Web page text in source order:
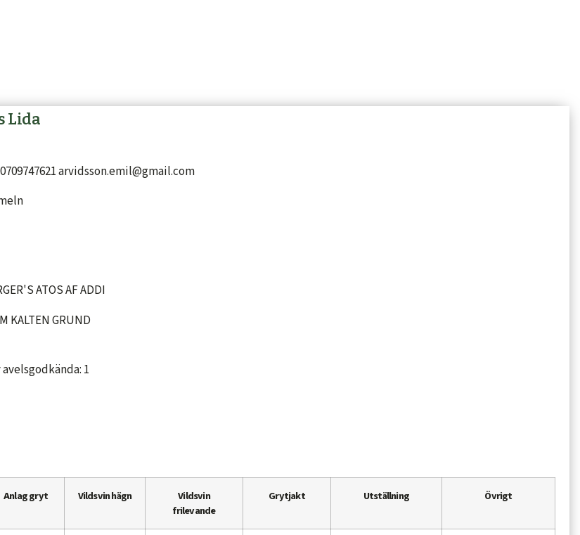
Lida
arvidsson.emil@gmail.com
ATOS AF ADDI
KALTEN GRUND
avelsgodkända: 1
Anlag gryt Vildsvin hägn
Vildsvin
frilevande
Grytjakt Utställning Övrigt